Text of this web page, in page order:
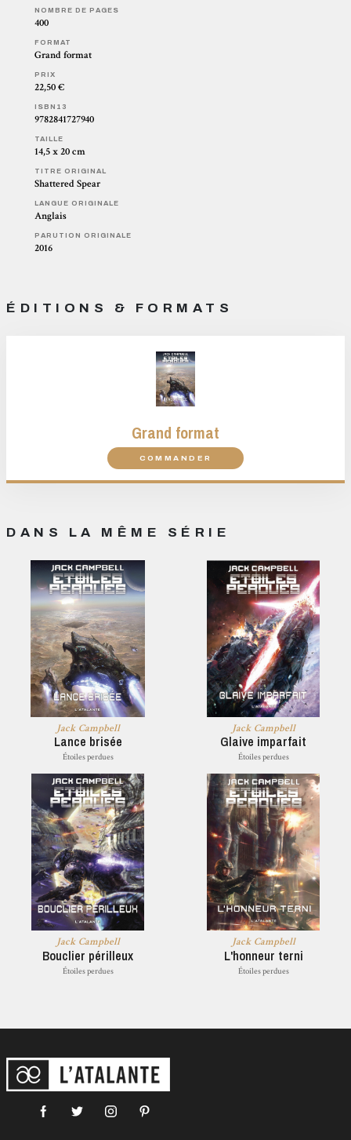
NOMBRE DE PAGES
400
FORMAT
Grand format
PRIX
22,50 €
ISBN13
9782841727940
TAILLE
14,5 x 20 cm
TITRE ORIGINAL
Shattered Spear
LANGUE ORIGINALE
Anglais
PARUTION ORIGINALE
2016
ÉDITIONS & FORMATS
Grand format
COMMANDER
DANS LA MÊME SÉRIE
Jack Campbell
Lance brisée
Étoiles perdues
Jack Campbell
Glaive imparfait
Étoiles perdues
Jack Campbell
Bouclier périlleux
Étoiles perdues
Jack Campbell
L'honneur terni
Étoiles perdues